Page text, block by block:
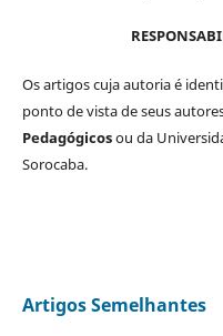
Os artigos cuja autoria é
ponto de vista de seus
Pedagógicosou da
Sorocaba.
Artigos Semelhantes